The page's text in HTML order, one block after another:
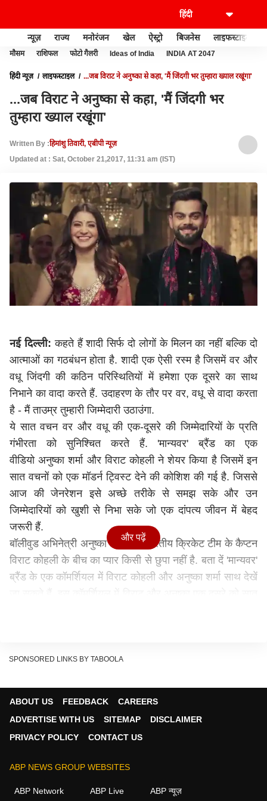
न्यूज़ राज्य मनोरंजन खेल ऐस्ट्रो बिजनेस लाइफस्टाइल
मौसम राशिफल फोटो गैलरी Ideas of India INDIA AT 2047
हिंदी न्यूज़ लाइफस्टाइल ...जब विराट ने अनुष्का से कहा, 'मैं जिंदगी भर तुम्हारा ख्याल रखूंगा'
...जब विराट ने अनुष्का से कहा, 'मैं जिंदगी भर
तुम्हारा ख्याल रखूंगा'
Written By :हिमांशु तिवारी, एबीपी न्यूज़
Updated at : Sat, October 21,2017, 11:31 am (IST)
नई दिल्ली:कहते हैं शादी सिर्फ दो लोगों के मिलन का नहीं बल्कि दो
आत्माओं का गठबंधन होता है. शादी एक ऐसी रस्म है जिसमें वर और
वधू जिंदगी की कठिन परिस्थितियों में हमेशा एक दूसरे का साथ
निभाने का वादा करते हैं. उदाहरण के तौर पर वर, वधू से वादा करता
है - मैं ताउम्र तुम्हारी जिम्मेदारी उठाउंगा.
ये सात वचन वर और वधू की एक-दूसरे की जिम्मेदारियों के प्रति
गंभीरता को सुनिश्चित करते हैं. 'मान्यवर' ब्रैंड का एक
वीडियो अनुष्का शर्मा और विराट कोहली ने शेयर किया है जिसमें इन
सात वचनों को एक मॉडर्न ट्विस्ट देने की कोशिश की गई है. जिससे
आज की जेनरेशन इसे अच्छे तरीके से समझ सके और उन
जिम्मेदारियों को खुशी से निभा सके जो एक दांपत्य जीवन में बेहद
जरूरी हैं.
बॉलीवुड अभिनेत्री अनुष्का शर्मा और भारतीय क्रिकेट टीम के कैप्टन
विराट कोहली के बीच का प्यार किसी से छुपा नहीं है. बता दें 'मान्यवर'
ब्रैंड के एक कॉमर्शियल में विराट कोहली और अनुष्का शर्मा साथ देखें
और पढ़ें
SPONSORED LINKS BY TABOOLA
ABOUT US FEEDBACK
CAREERS
ADVERTISE WITH US
SITEMAP
DISCLAIMER
PRIVACY POLICY
CONTACT US
ABP NEWS GROUP WEBSITES
ABP Network ABP Live ABP न्यूज़